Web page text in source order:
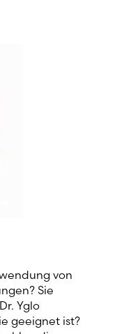
von
Sie
Yglo
geeignet ist?